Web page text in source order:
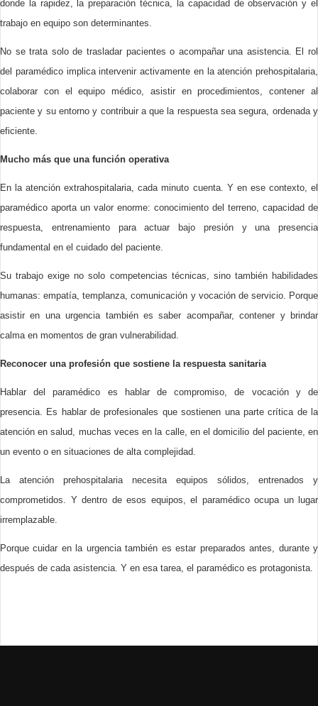
donde la rapidez, la preparación técnica, la capacidad de observación y el
trabajo en equipo son determinantes.
No se trata solo de trasladar pacientes o acompañar una asistencia. El rol
del paramédico implica intervenir activamente en la atención prehospitalaria,
colaborar con el equipo médico, asistir en procedimientos, contener al
paciente y su entorno y contribuir a que la respuesta sea segura, ordenada y
eficiente.
Mucho más que una función operativa
En la atención extrahospitalaria, cada minuto cuenta. Y en ese contexto, el
paramédico aporta un valor enorme: conocimiento del terreno, capacidad de
respuesta, entrenamiento para actuar bajo presión y una presencia
fundamental en el cuidado del paciente.
Su trabajo exige no solo competencias técnicas, sino también habilidades
humanas: empatía, templanza, comunicación y vocación de servicio. Porque
asistir en una urgencia también es saber acompañar, contener y brindar
calma en momentos de gran vulnerabilidad.
Reconocer una profesión que sostiene la respuesta sanitaria
Hablar del paramédico es hablar de compromiso, de vocación y de
presencia. Es hablar de profesionales que sostienen una parte crítica de la
atención en salud, muchas veces en la calle, en el domicilio del paciente, en
un evento o en situaciones de alta complejidad.
La atención prehospitalaria necesita equipos sólidos, entrenados y
comprometidos. Y dentro de esos equipos, el paramédico ocupa un lugar
irremplazable.
Porque cuidar en la urgencia también es estar preparados antes, durante y
después de cada asistencia. Y en esa tarea, el paramédico es protagonista.